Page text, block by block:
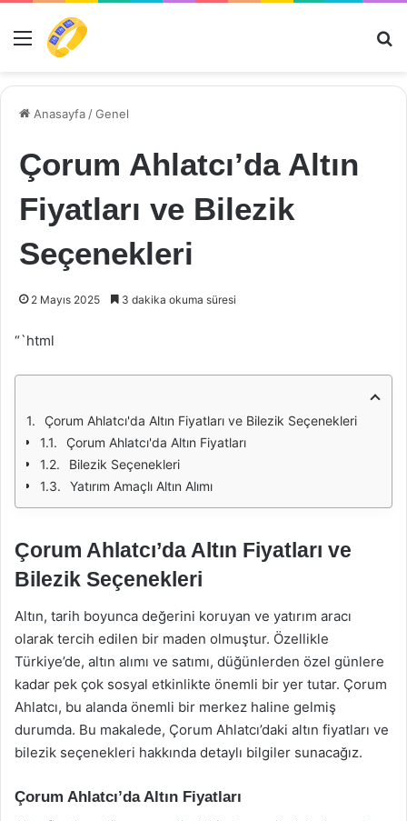
Menü
Anasayfa /Genel
Çorum Ahlatcı’da Altın
Fiyatları ve Bilezik
Seçenekleri
2 Mayıs 2025 3 dakika okuma süresi
“`html
Çorum Ahlatcı'da Altın Fiyatları ve Bilezik Seçenekleri
Çorum Ahlatcı'da Altın Fiyatları
Bilezik Seçenekleri
Yatırım Amaçlı Altın Alımı
Çorum Ahlatcı’da Altın Fiyatları ve
Bilezik Seçenekleri
Altın, tarih boyunca değerini koruyan ve yatırım aracı
olarak tercih edilen bir maden olmuştur. Özellikle
Türkiye’de, altın alımı ve satımı, düğünlerden özel günlere
kadar pek çok sosyal etkinlikte önemli bir yer tutar. Çorum
Ahlatcı, bu alanda önemli bir merkez haline gelmiş
durumda. Bu makalede, Çorum Ahlatcı’daki altın fiyatları ve
bilezik seçenekleri hakkında detaylı bilgiler sunacağız.
Çorum Ahlatcı’da Altın Fiyatları